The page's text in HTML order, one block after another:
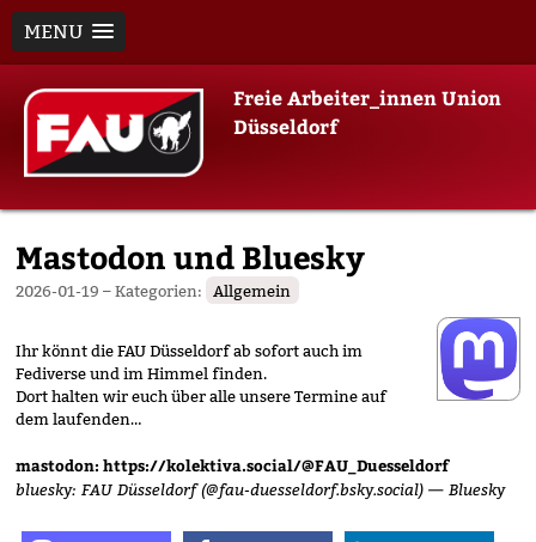
MENU
content
Freie Arbeiter_innen Union
Düsseldorf
Mastodon und Bluesky
2026-01-19 – Kategorien: Allgemein
Ihr könnt die FAU Düsseldorf ab sofort auch im
Fediverse und im Himmel finden.
Dort halten wir euch über alle unsere Termine auf
dem laufenden…
mastodon: https://kolektiva.social/@FAU_Duesseldorf
bluesky: FAU Düsseldorf (@fau-duesseldorf.bsky.social) — Bluesky